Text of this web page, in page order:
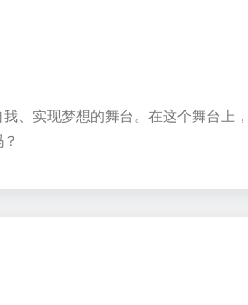
、实现梦想的舞台。在这个舞台上